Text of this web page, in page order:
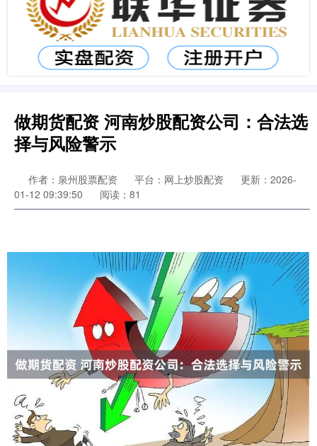
做期货配资 河南炒股配资公司：合法选
择与风险警示
作者：泉州股票配资 平台：网上炒股配资
更新：2026-
01-12 09:39:50
阅读：81